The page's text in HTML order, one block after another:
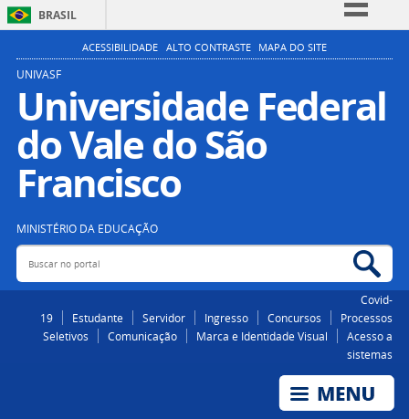
BRASIL
Simplifique!
Participe
Acesso à informação
Legislação
ACESSIBILIDADE ALTO CONTRASTE MAPA DO SITE
UNIVASF
Universidade Federal
do Vale do São
Francisco
MINISTÉRIO DA EDUCAÇÃO
Buscar no portal
Covid-
19
Estudante Servidor Ingresso Concursos
Processos
Seletivos
Comunicação Marca e Identidade Visual
Acesso a
sistemas